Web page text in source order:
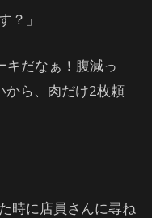
？」
キだなぁ！腹減っ
から、肉だけ2枚頼
時に店員さんに尋ね